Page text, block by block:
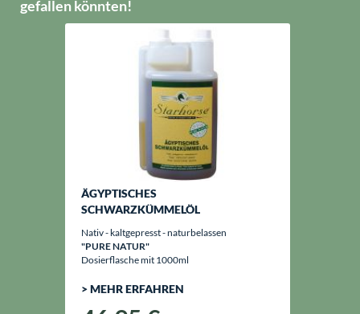
gefallen könnten!
ÄGYPTISCHES
SCHWARZKÜMMELÖL
Nativ - kaltgepresst - naturbelassen
"PURE NATUR"
Dosierflasche mit 1000ml
> MEHR ERFAHREN